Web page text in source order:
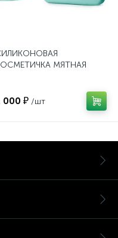
МЯТНАЯ
000 ₽ /шт